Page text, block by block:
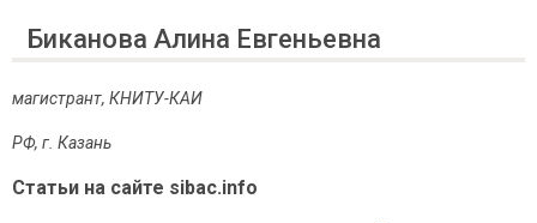
Биканова Алина Евгеньевна
магистрант, КНИТУ-КАИ
РФ, г. Казань
Статьи на сайте sibac.info